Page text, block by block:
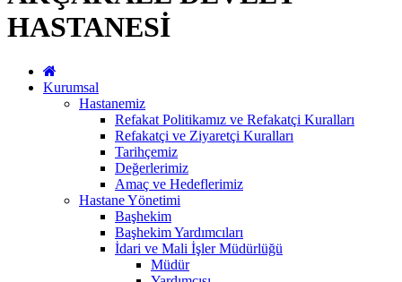
HASTANESİ
Kurumsal
Hastanemiz
Refakat Politikamız ve Refakatçi Kuralları
Refakatçi ve Ziyaretçi Kuralları
Tarihçemiz
Değerlerimiz
Amaç ve Hedeflerimiz
Hastane Yönetimi
Başhekim
Başhekim Yardımcıları
İdari ve Mali İşler Müdürlüğü
Müdür